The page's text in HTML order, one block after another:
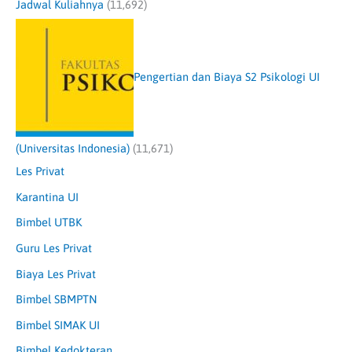
Jadwal Kuliahnya (11,692)
Pengertian dan Biaya S2 Psikologi UI
(Universitas Indonesia) (11,671)
Les Privat
Karantina UI
Bimbel UTBK
Guru Les Privat
Biaya Les Privat
Bimbel SBMPTN
Bimbel SIMAK UI